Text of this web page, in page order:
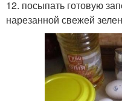
12. посыпать готовую
нарезанной свежей